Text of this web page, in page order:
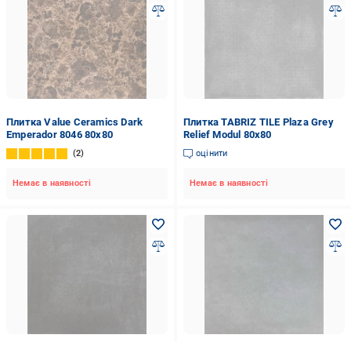
Плитка Value Ceramics Dark
Emperador 8046 80x80
2
Немає в наявності
Плитка TABRIZ TILE Plaza Grey
Relief Modul 80x80
оцінити
Немає в наявності